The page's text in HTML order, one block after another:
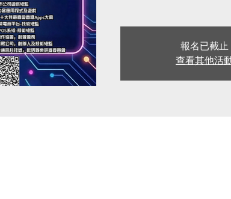
報名已截止
查看其他活